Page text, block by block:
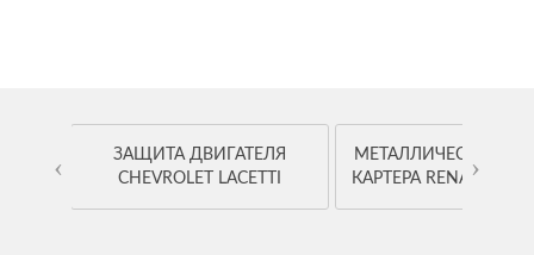
ЗАЩИТА ДВИГАТЕЛЯ
CHEVROLET LACETTI
МЕТАЛЛИЧЕСКАЯ
КАРТЕРА RENAULT
‹ ›